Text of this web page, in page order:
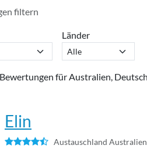
filtern
Länder
für Australien,
Elin
Austauschland Australien